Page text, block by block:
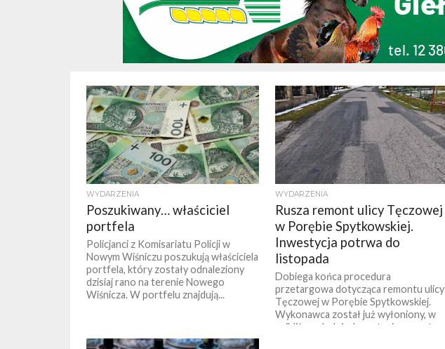
WYDARZENIA
Poszukiwany… właściciel
portfela
Policjanci z Komisariatu Policji w
Nowym Wiśniczu poszukują właściciela
portfela, który zostały odnaleziony
dzisiaj rano na terenie Nowego
Wiśnicza. W portfelu znajdują...
WYDARZENIA
Rusza remont ulicy Tęczowej
w Porębie Spytkowskiej.
Inwestycja potrwa do
listopada
Dobiega końca procedura
przetargowa dotycząca remontu ulicy
Tęczowej w Porębie Spytkowskiej.
Wykonawca został już wyłoniony, w
najbliższych dniach zostanie zawarta